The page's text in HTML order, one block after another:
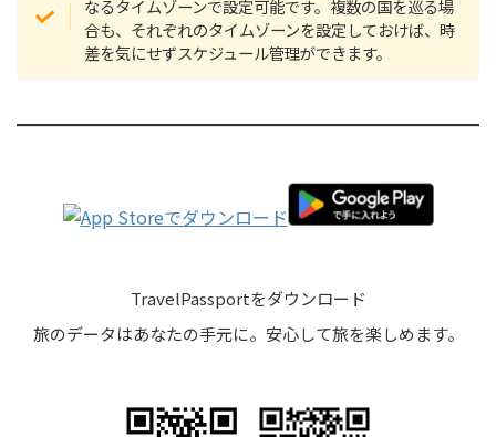
なるタイムゾーンで設定可能です。複数の国を巡る場
合も、それぞれのタイムゾーンを設定しておけば、時
差を気にせずスケジュール管理ができます。
TravelPassportをダウンロード
旅のデータはあなたの手元に。安心して旅を楽しめます。